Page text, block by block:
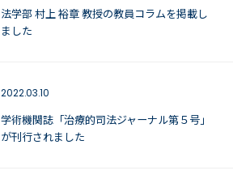
法学部 村上 裕章 教授の教員コラムを掲載し
ました
2022.03.10
学術機関誌「治療的司法ジャーナル第５号」
が刊行されました